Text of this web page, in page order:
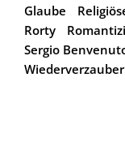
Glaube
Rorty
Sergio